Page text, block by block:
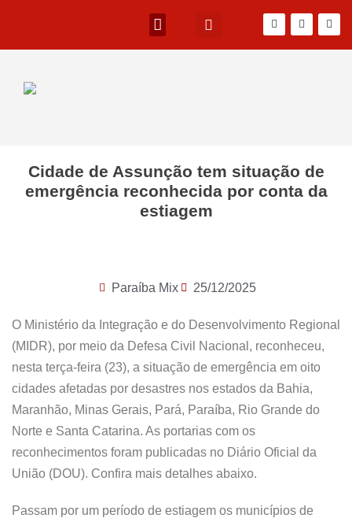
Cidade de Assunção tem situação de
emergência reconhecida por conta da
estiagem
Paraíba Mix 25/12/2025
O Ministério da Integração e do Desenvolvimento Regional
(MIDR), por meio da Defesa Civil Nacional, reconheceu,
nesta terça-feira (23), a situação de emergência em oito
cidades afetadas por desastres nos estados da Bahia,
Maranhão, Minas Gerais, Pará, Paraíba, Rio Grande do
Norte e Santa Catarina. As portarias com os
reconhecimentos foram publicadas no Diário Oficial da
União (DOU). Confira mais detalhes abaixo.
Passam por um período de estiagem os municípios de